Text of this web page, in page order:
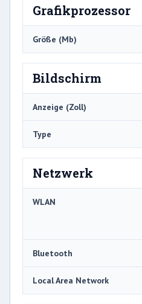
Grafikprozessor
Größe (Mb)
Bildschirm
Anzeige (Zoll)
Type
Netzwerk
WLAN
Bluetooth
Local Area Network